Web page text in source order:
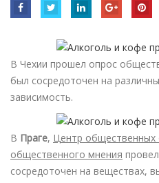
В Чехии прошел опрос
был сосредоточен на
зависимость.
В Праге, Центр общественных
общественного мнения
сосредоточен на веществах,